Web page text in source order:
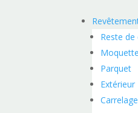
Reste
Moquette
Parquet
Extérieur
Carrelage